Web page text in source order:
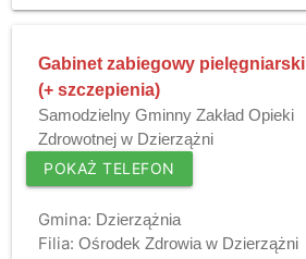
Gabinet zabiegowy pielęgniarski
(+ szczepienia)
Samodzielny Gminny Zakład Opieki
Zdrowotnej w Dzierzążni
POKAŻ TELEFON
Gmina: Dzierzążnia
Filia: Ośrodek Zdrowia w Dzierzążni